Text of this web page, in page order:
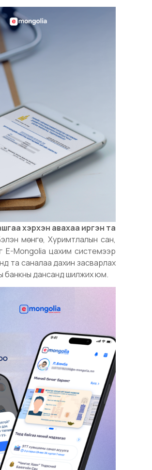
хэрхэн авахаа иргэн та
мөнгө, Хуримтлалын сан,
E-Mongolia цахим системээр
та саналаа дахин засварлах
банкны дансанд шилжих юм.